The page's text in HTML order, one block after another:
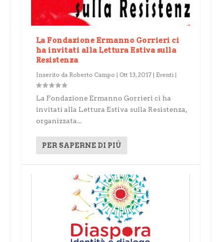
La Fondazione Ermanno Gorrieri ci
ha invitati alla Lettura Estiva sulla
Resistenza
Inserito da Roberto Campo | Ott 13, 2017| Eventi|
La Fondazione Ermanno Gorrieri ci ha
invitati alla Lettura Estiva sulla Resistenza,
organizzata...
PER SAPERNE DI PIÙ